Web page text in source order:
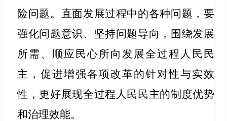
险问题。直面发展过程中的各种问题，要
强化问题意识、坚持问题导向，围绕发展
所需、顺应民心所向发展全过程人民民
主，促进增强各项改革的针对性与实效
性，更好展现全过程人民民主的制度优势
和治理效能。